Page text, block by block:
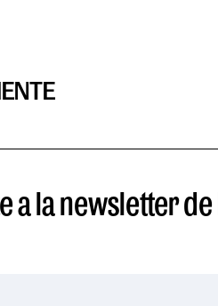
a la newsletter de